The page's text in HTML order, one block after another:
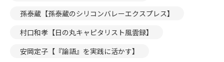
孫泰蔵【孫泰蔵のシリコンバレーエクスプレス】
村口和孝【日の丸キャピタリスト風雲録】
安岡定子【『論語』を実践に活かす】